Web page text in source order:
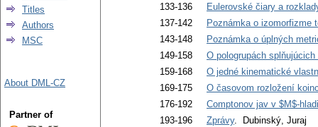
133-136
Eulerovské čiary a
137-142
Poznámka o izomorfizme
143-148
Poznámka o úplných
149-158
O pologrupách
159-168
O jedné kinematické
169-175
O časovom rozložení
176-192
Comptonov jav v $M$-
193-196
Zprávy. Dubinský, Juraj
Titles
Authors
MSC
About DML-CZ
Partner of